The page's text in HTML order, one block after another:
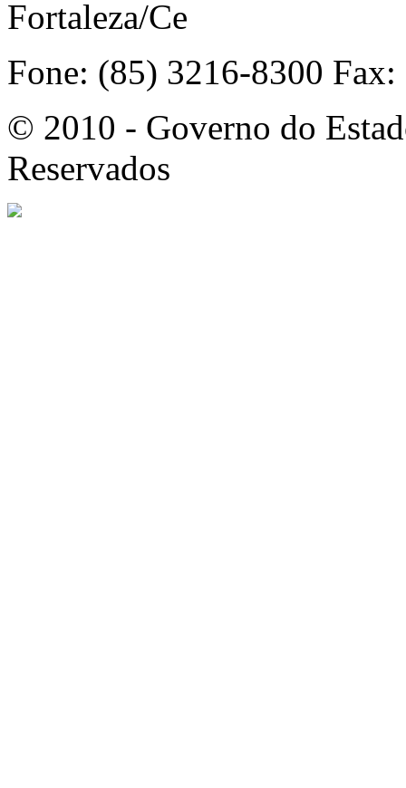
Fortaleza/Ce
Fone: (85) 3216-8300
© 2010 - Governo do
Reservados